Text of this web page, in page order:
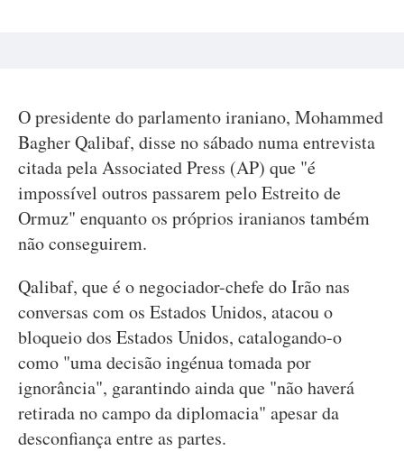
O presidente do parlamento iraniano, Mohammed
Bagher Qalibaf, disse no sábado numa entrevista
citada pela Associated Press (AP) que "é
impossível outros passarem pelo Estreito de
Ormuz" enquanto os próprios iranianos também
não conseguirem.
Qalibaf, que é o negociador-chefe do Irão nas
conversas com os Estados Unidos, atacou o
bloqueio dos Estados Unidos, catalogando-o
como "uma decisão ingénua tomada por
ignorância", garantindo ainda que "não haverá
retirada no campo da diplomacia" apesar da
desconfiança entre as partes.